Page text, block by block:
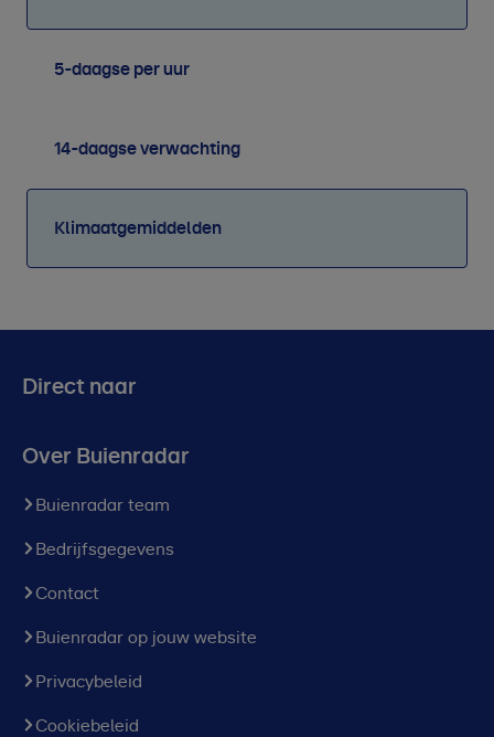
5-daagse per uur
14-daagse verwachting
Klimaatgemiddelden
Direct naar
Over Buienradar
Buienradar team
Bedrijfsgegevens
Contact
Buienradar op jouw website
Privacybeleid
Cookiebeleid